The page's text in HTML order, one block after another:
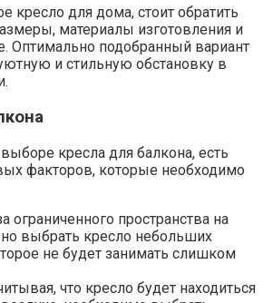
кресло для дома, стоит обратить
материалы изготовления и
Оптимально подобранный вариант
и стильную обстановку в
кресла для балкона, есть
факторов, которые необходимо
ограниченного пространства на
выбрать кресло небольших
не будет занимать слишком
что кресло будет находиться